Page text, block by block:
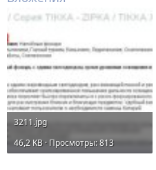
3211.jpg
46,2 KB · Просмотры: 813